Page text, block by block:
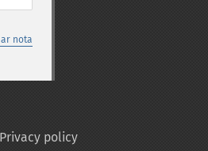
nota
Privacy policy